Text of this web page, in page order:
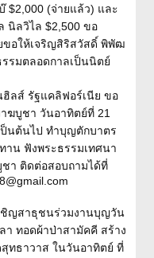
$2,000 (จ่ายแล้ว) และ
ลวิไล $2,500 ขอ
อให้เจริญสิริสวัสดิ์ พิพัฒ
รมตลอดกาลเป็นนิตย์
ฮิลส์ รัฐแคลิฟอร์เนีย ขอ
บูชา วันอาทิตย์ที่ 21
ป็นต้นไป ทำบุญตักบาตร
าน ฟังพระธรรมเทศนา
ชา ติดต่อสอบถามได้ที่
ชิญสาธุชนร่วมงานบุญวัน
า ทอดผ้าป่าสามัคคี สร้าง
ทธาวาส ในวันอาทิตย์ ที่